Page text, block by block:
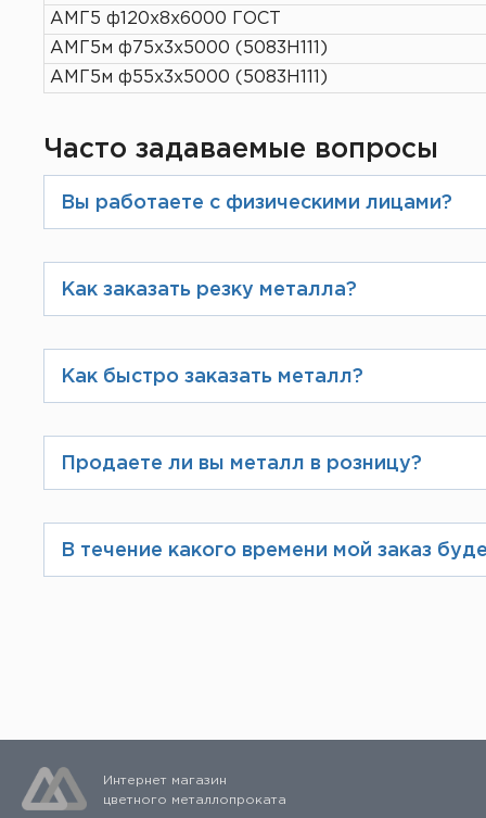
АМГ5 ф120х8х6000 ГОСТ
АМГ5м ф75х3х5000 (5083H111)
АМГ5м ф55х3х5000 (5083H111)
Часто задаваемые вопросы
Вы работаете с физическими лицами?
который можно будет оплатить
Как заказать резку металла?
избежание ошибок Вам предложат
фирменном бланке.
Как быстро заказать металл?
пересчитывает скидку в
можно позвонить по телефону,
Продаете ли вы металл в розницу?
В течение какого времени мой заказ
Интернет магазин
цветного металлопроката